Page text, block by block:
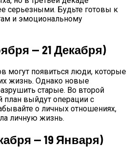
серьезными. Будьте готовы к
и эмоциональному
— 21 Декабря)
могут появиться люди, которые
жизнь. Однако новые
старые. Во второй
план выйдут операции с
о личных отношениях,
личную жизнь.
— 19 Января)